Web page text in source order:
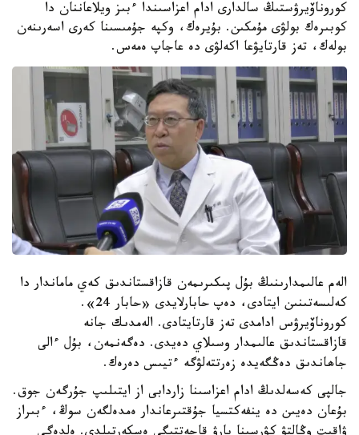
كوروناۆيرۋستىڭ سالدارى ادام اعزاسىندا ءبىز ويلاعاننان دا
كوبىرەك بولۋى مۇمكىن. بۇيرەك، وكپە جۇمىسىنا كەرى اسەرىنەن
بولەك، تەز قارتايۋعا اكەلۋى دە عاجاپ ەمەس.
الەم عالىمدارىنىڭ بۇل پىكىرىمەن قازاقستاندىق كەي ماماندار دا
كەلىسەتىنىن ايتادى، دەپ حابارلايدى «حابار 24».
كوروناۆيرۋس ادامدى تەز قارتايتادى. الەمدىك جانە
قازاقستاندىق عالىمدار وسىلاي دەيدى. دەگەنمەن، بۇل ءالى
جاھاندىق دەڭگەيدە زەرتتەلۋگە ءتيىس دەرەك.
جالپى كەسەلدىڭ ادام اعزاسىنا زاردابى از ايتىلىپ جۇرگەن جوق.
بۇعان دەيىن دە ينفەكتسيا جۇقتىرعاندار ەمدەلگەن سوڭ، ءبىراز